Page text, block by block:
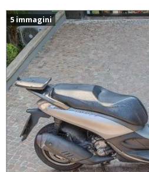
5 immagini